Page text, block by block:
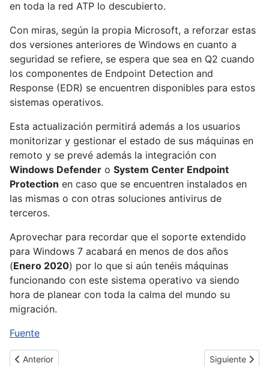
en toda la red ATP lo descubierto.
Con miras, según la propia Microsoft, a reforzar estas
dos versiones anteriores de Windows en cuanto a
seguridad se refiere, se espera que sea en Q2 cuando
los componentes de Endpoint Detection and
Response (EDR) se encuentren disponibles para estos
sistemas operativos.
Esta actualización permitirá además a los usuarios
monitorizar y gestionar el estado de sus máquinas en
remoto y se prevé además la integración con
Windows Defender o System Center Endpoint
Protection en caso que se encuentren instalados en
las mismas o con otras soluciones antivirus de
terceros.
Aprovechar para recordar que el soporte extendido
para Windows 7 acabará en menos de dos años
(Enero 2020) por lo que si aún tenéis máquinas
funcionando con este sistema operativo va siendo
hora de planear con toda la calma del mundo su
migración.
Fuente
Artículo anterior: El minado de criptomonedas se cuela a través
Anterior Artículo
Siguiente